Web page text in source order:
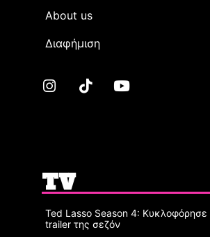
Αbout us
Διαφήμιση
TV
Ted Lasso Season 4: Κυκλοφόρησε
trailer της σεζόν